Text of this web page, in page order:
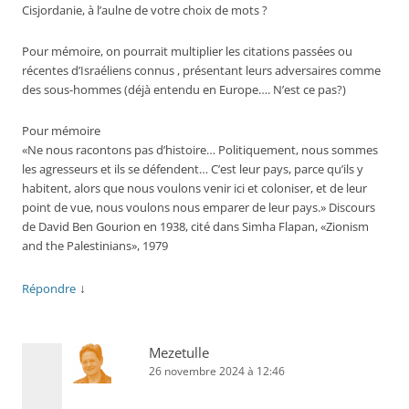
Cisjordanie, à l’aulne de votre choix de mots ?
Pour mémoire, on pourrait multiplier les citations passées ou
récentes d’Israéliens connus , présentant leurs adversaires comme
des sous-hommes (déjà entendu en Europe…. N’est ce pas?)
Pour mémoire
«Ne nous racontons pas d’histoire… Politiquement, nous sommes
les agresseurs et ils se défendent… C’est leur pays, parce qu’ils y
habitent, alors que nous voulons venir ici et coloniser, et de leur
point de vue, nous voulons nous emparer de leur pays.» Discours
de David Ben Gourion en 1938, cité dans Simha Flapan, «Zionism
and the Palestinians», 1979
Répondre ↓
Mezetulle
26 novembre 2024 à 12:46